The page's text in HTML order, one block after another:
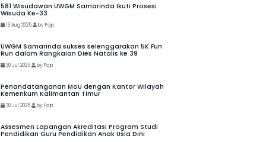
581 Wisudawan UWGM Samarinda Ikuti Prosesi
Wisuda Ke-33
13 Aug 2025 by Fajri
UWGM Samarinda sukses selenggarakan 5K Fun
Run dalam Rangkaian Dies Natalis ke 39
30 Jul 2025 by Fajri
Penandatanganan MoU dengan Kantor Wilayah
Kemenkum Kalimantan Timur
30 Jul 2025 by Fajri
Assesmen Lapangan Akreditasi Program Studi
Pendidikan Guru Pendidikan Anak Usia Dini